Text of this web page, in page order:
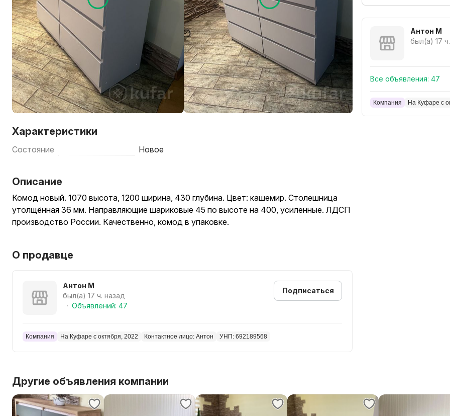
Характеристики
Состояние Новое
Описание
Комод новый. 1070 высота, 1200 ширина, 430 глубина. Цвет: кашемир. Столешница
утолщённая 36 мм. Направляющие шариковые 45 по высоте на 400, усиленные. ЛДСП
производство России. Качественно, комод в упаковке.
О продавце
Антон М
был(а) 17 ч. назад
Объявлений: 47
Подписаться
Компания На Куфаре с октября, 2022 Контактное лицо: Антон УНП: 692189568
Другие объявления компании
Антон М
был(а) 17
Все объявления: 47
Компания На Куфаре с